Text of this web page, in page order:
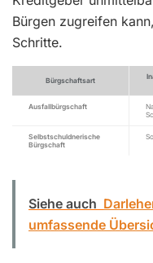
Bürgen zugreifen
Schritte.
Bürgschaftsart
Ausfallbürgschaft
Selbstschuldnerische
Bürgschaft
Siehe auch
umfassende